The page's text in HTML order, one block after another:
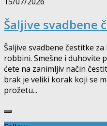
Šaljive svadbene
Šaljive svadbene čestitke
robbini. Smešne i duhovite
ćete na zanimljiv način
brak je veliki korak koji se
prožetu...